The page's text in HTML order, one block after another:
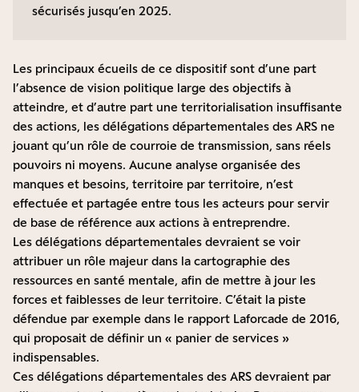
sécurisés jusqu’en 2025.
Les principaux écueils de ce dispositif sont d’une part
l’absence de vision politique large des objectifs à
atteindre, et d’autre part une territorialisation insuffisante
des actions, les délégations départementales des ARS ne
jouant qu’un rôle de courroie de transmission, sans réels
pouvoirs ni moyens. Aucune analyse organisée des
manques et besoins, territoire par territoire, n’est
effectuée et partagée entre tous les acteurs pour servir
de base de référence aux actions à entreprendre.
Les délégations départementales devraient se voir
attribuer un rôle majeur dans la cartographie des
ressources en santé mentale, afin de mettre à jour les
forces et faiblesses de leur territoire. C’était la piste
défendue par exemple dans le rapport Laforcade de 2016,
qui proposait de définir un « panier de services »
indispensables.
Ces délégations départementales des ARS devraient par